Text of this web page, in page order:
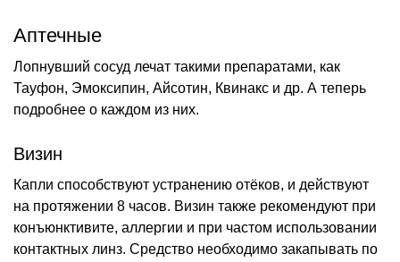
Аптечные
Лопнувший сосуд лечат такими препаратами, как
Тауфон, Эмоксипин, Айсотин, Квинакс и др. А теперь
подробнее о каждом из них.
Визин
Капли способствуют устранению отёков, и действуют
на протяжении 8 часов. Визин также рекомендуют при
конъюнктивите, аллергии и при частом использовании
контактных линз. Средство необходимо закапывать по